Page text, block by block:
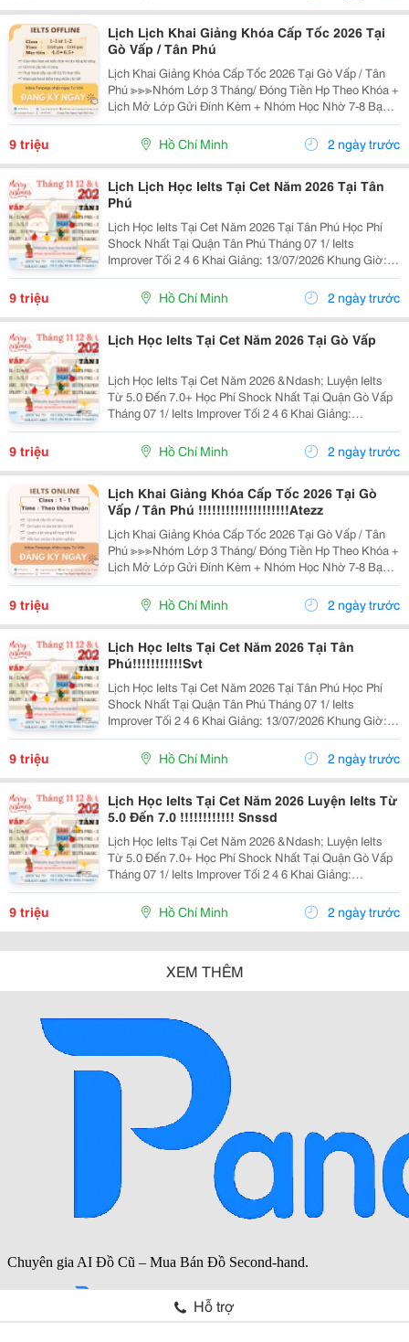
Lịch Lịch Khai Giảng Khóa Cấp Tốc 2026 Tại
Gò Vấp / Tân Phú
Lịch Khai Giảng Khóa Cấp Tốc 2026 Tại Gò Vấp / Tân
Phú ≫≫≫Nhóm Lớp 3 Tháng/ Đóng Tiền Hp Theo Khóa +
Lịch Mở Lớp Gửi Đính Kèm + Nhóm Học Nhờ 7-8 Bạn/
Lớp + Giáo Trình Ielts Có Band Điểm Lộ Trình, Sách
Nước Ngoài Bám Sát + Chia Đều 4 Kỹ...
9 triệu Hồ Chí Minh 2 ngày trước
Lịch Lịch Học Ielts Tại Cet Năm 2026 Tại Tân
Phú
Lịch Học Ielts Tại Cet Năm 2026 Tại Tân Phú Học Phí
Shock Nhất Tại Quận Tân Phú Tháng 07 1/ Ielts
Improver Tối 2 4 6 Khai Giảng: 13/07/2026 Khung Giờ:
18:00 Đến 21:00 Học Phí Ưu Đãi 5% Khi Đăng Ký 2/ Ielts
Basic Tối 3 5 7 Khai...
9 triệu Hồ Chí Minh 2 ngày trước
Lịch Học Ielts Tại Cet Năm 2026 Tại Gò Vấp
Lịch Học Ielts Tại Cet Năm 2026 &Ndash; Luyện Ielts
Từ 5.0 Đến 7.0+ Học Phí Shock Nhất Tại Quận Gò Vấp
Tháng 07 1/ Ielts Improver Tối 2 4 6 Khai Giảng:
13/07/2026 Khung Giờ: 18:00 Đến 21:00 Học Phí Ưu Đãi
5% Khi Đăng Ký 2/ Ielts...
9 triệu Hồ Chí Minh 2 ngày trước
Lịch Khai Giảng Khóa Cấp Tốc 2026 Tại Gò
Vấp / Tân Phú !!!!!!!!!!!!!!!!!!!!Atezz
Lịch Khai Giảng Khóa Cấp Tốc 2026 Tại Gò Vấp / Tân
Phú ≫≫≫Nhóm Lớp 3 Tháng/ Đóng Tiền Hp Theo Khóa +
Lịch Mở Lớp Gửi Đính Kèm + Nhóm Học Nhờ 7-8 Bạn/
Lớp + Giáo Trình Ielts Có Band Điểm Lộ Trình, Sách
Nước Ngoài Bám Sát + Chia Đều 4 Kỹ...
9 triệu Hồ Chí Minh 2 ngày trước
Lịch Học Ielts Tại Cet Năm 2026 Tại Tân
Phú!!!!!!!!!!!Svt
Lịch Học Ielts Tại Cet Năm 2026 Tại Tân Phú Học Phí
Shock Nhất Tại Quận Tân Phú Tháng 07 1/ Ielts
Improver Tối 2 4 6 Khai Giảng: 13/07/2026 Khung Giờ:
18:00 Đến 21:00 Học Phí Ưu Đãi 5% Khi Đăng Ký 2/ Ielts
Basic Tối 3 5 7 Khai...
9 triệu Hồ Chí Minh 2 ngày trước
Lịch Học Ielts Tại Cet Năm 2026 Luyện Ielts Từ
5.0 Đến 7.0 !!!!!!!!!!!! Snssd
Lịch Học Ielts Tại Cet Năm 2026 &Ndash; Luyện Ielts
Từ 5.0 Đến 7.0+ Học Phí Shock Nhất Tại Quận Gò Vấp
Tháng 07 1/ Ielts Improver Tối 2 4 6 Khai Giảng:
13/07/2026 Khung Giờ: 18:00 Đến 21:00 Học Phí Ưu Đãi
5% Khi Đăng Ký 2/ Ielts...
9 triệu Hồ Chí Minh 2 ngày trước
XEM THÊM
Hỗ trợ